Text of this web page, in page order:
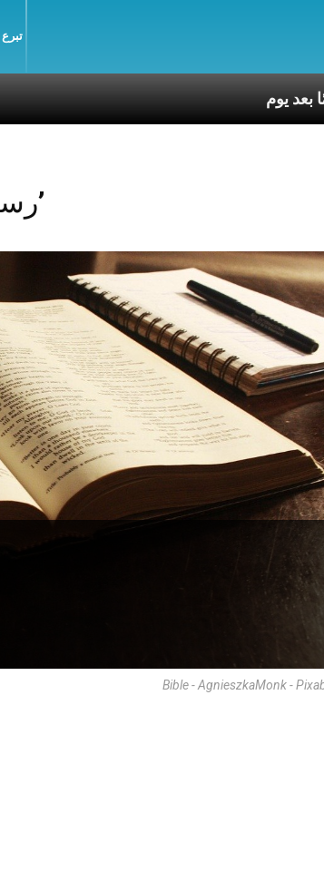
تبرع
Posts Tagged ‘رسول الفقراء’
Bible - AgnieszkaMonk -